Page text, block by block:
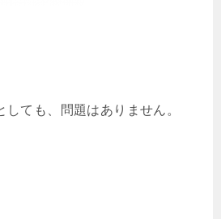
ても、問題はありません。